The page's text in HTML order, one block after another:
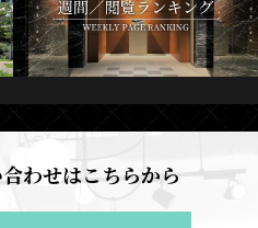
わせはこちらから